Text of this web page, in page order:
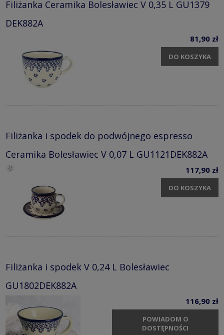
Filiżanka Ceramika Bolesławiec V 0,35 L GU1379
DEK882A
81,90 zł
DO KOSZYKA
Filiżanka i spodek do podwójnego espresso
Ceramika Bolesławiec V 0,07 L GU1121DEK882A
117,90 zł
DO KOSZYKA
Filiżanka i spodek V 0,24 L Bolesławiec
GU1802DEK882A
116,90 zł
POWIADOM O
DOSTĘPNOŚCI